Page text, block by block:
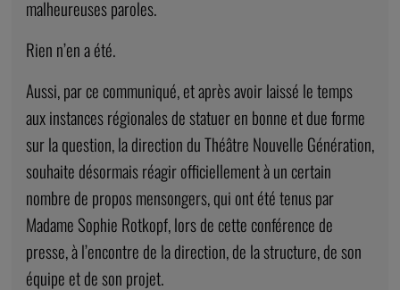
malheureuses paroles.
Rien n’en a été.
Aussi, par ce communiqué, et après avoir laissé le temps
aux instances régionales de statuer en bonne et due forme
sur la question, la direction du Théâtre Nouvelle Génération,
souhaite désormais réagir officiellement à un certain
nombre de propos mensongers, qui ont été tenus par
Madame Sophie Rotkopf, lors de cette conférence de
presse, à l’encontre de la direction, de la structure, de son
équipe et de son projet.